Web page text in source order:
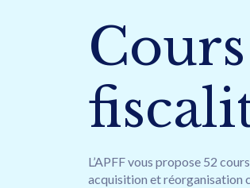
L’APFF vous propose 52
acquisition et réorganisation